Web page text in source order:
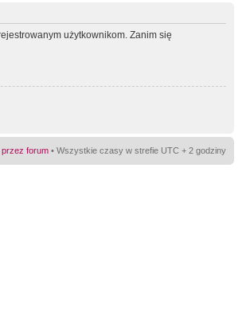
użytkownikom. Zanim się
forum • Wszystkie czasy w strefie UTC + 2 godziny